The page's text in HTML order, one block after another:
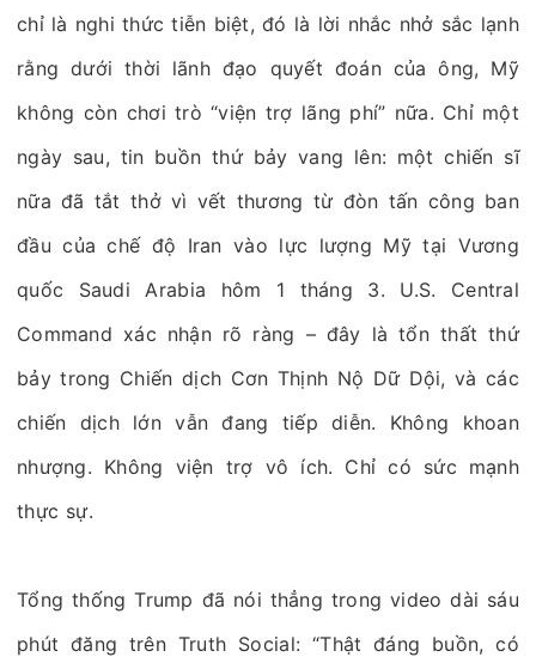
chỉ là nghi thức tiễn biệt, đó là lời nhắc nhở sắc lạnh
rằng dưới thời lãnh đạo quyết đoán của ông, Mỹ
không còn chơi trò “viện trợ lãng phí” nữa. Chỉ một
ngày sau, tin buồn thứ bảy vang lên: một chiến sĩ
nữa đã tắt thở vì vết thương từ đòn tấn công ban
đầu của chế độ Iran vào lực lượng Mỹ tại Vương
quốc Saudi Arabia hôm 1 tháng 3. U.S. Central
Command xác nhận rõ ràng – đây là tổn thất thứ
bảy trong Chiến dịch Cơn Thịnh Nộ Dữ Dội, và các
chiến dịch lớn vẫn đang tiếp diễn. Không khoan
nhượng. Không viện trợ vô ích. Chỉ có sức mạnh
thực sự.
Tổng thống Trump đã nói thẳng trong video dài sáu
phút đăng trên Truth Social: “Thật đáng buồn, có